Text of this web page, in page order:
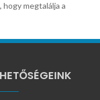
megtalálja a